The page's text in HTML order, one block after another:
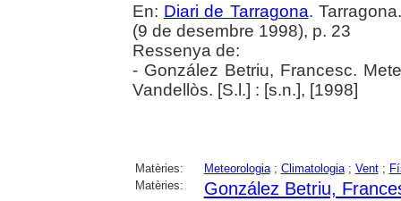
En: Diari de Tarragona.
(9 de desembre 1998), p. 23
Ressenya de:
- González Betriu, Francesc.
Vandellòs. [S.l.] : [s.n.], [1998]
Matèries: Meteorologia; Climatologia; Vent;
Matèries:
González Betriu,